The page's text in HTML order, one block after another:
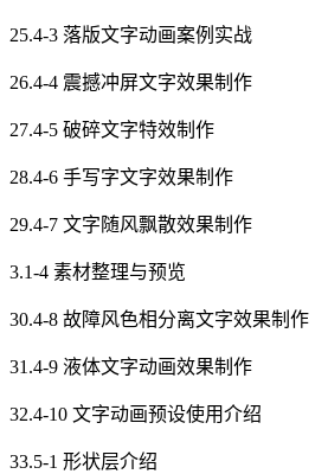
25.4-3 落版文字动画案例实战
26.4-4 震撼冲屏文字效果制作
27.4-5 破碎文字特效制作
28.4-6 手写字文字效果制作
29.4-7 文字随风飘散效果制作
3.1-4 素材整理与预览
30.4-8 故障风色相分离文字效果制作
31.4-9 液体文字动画效果制作
32.4-10 文字动画预设使用介绍
33.5-1 形状层介绍